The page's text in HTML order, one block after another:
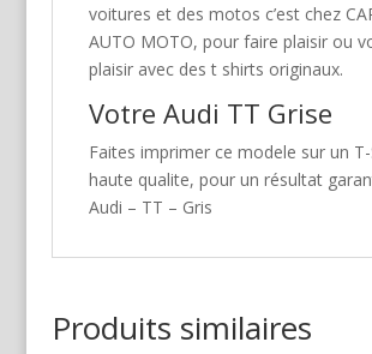
voitures et des motos c’est chez
AUTO MOTO, pour faire plaisir ou
plaisir avec des t shirts originaux.
Votre Audi TT Grise
Faites imprimer ce modele sur un T-
haute qualite, pour un résultat
Audi – TT – Gris
Produits similaires